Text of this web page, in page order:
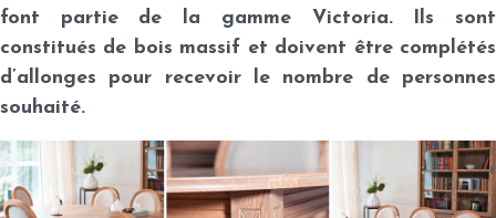
font partie de la gamme Victoria. Ils sont
constitués de bois massif et doivent être complétés
d’allonges pour recevoir le nombre de personnes
souhaité.